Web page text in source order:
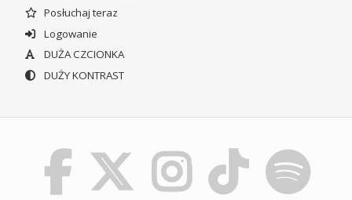
Posłuchaj teraz
Logowanie
DUŻA CZCIONKA
DUŻY KONTRAST